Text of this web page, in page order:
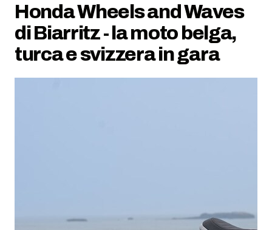
Honda Wheels and Waves
di Biarritz - la moto belga,
turca e svizzera in gara